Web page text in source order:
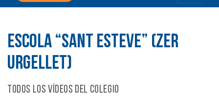
ESCOLA “SANT ESTEVE” (ZER
URGELLET)
Todos los vídeos del colegio